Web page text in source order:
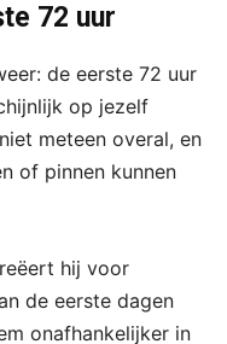
72 uur
de eerste 72 uur
op jezelf
meteen overal, en
of pinnen kunnen
hij voor
de eerste dagen
onafhankelijker in